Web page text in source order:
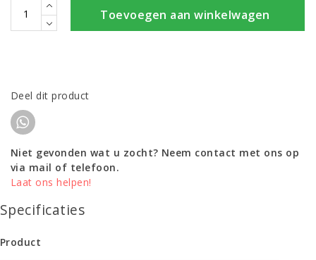
Toevoegen aan winkelwagen
Deel dit product
Niet gevonden wat u zocht? Neem contact met ons op
via mail of telefoon.
Laat ons helpen!
Specificaties
Product